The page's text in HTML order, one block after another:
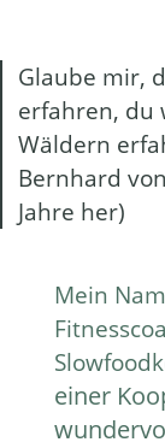
Glaube mir,
erfahren, du
Wäldern
Bernhard
Jahre her)
Mein
einer